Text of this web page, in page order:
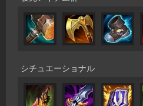
シチュエーショナル